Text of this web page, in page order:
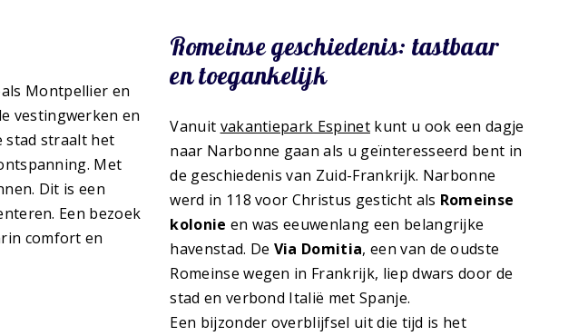
Montpellier en
vestingwerken en
stad straalt het
Met
Dit is een
Een bezoek
comfort en
Romeinse geschiedenis: tastbaar
en toegankelijk
Vanuit vakantiepark Espinetkunt u ook een dagje
naar Narbonne gaan als u geïnteresseerd bent in
de geschiedenis van Zuid-Frankrijk. Narbonne
werd in 118 voor Christus gesticht als Romeinse
kolonie en was eeuwenlang een belangrijke
havenstad. De Via Domitia, een van de oudste
Romeinse wegen in Frankrijk, liep dwars door de
stad en verbond Italië met Spanje.
Een bijzonder overblijfsel uit die tijd is het